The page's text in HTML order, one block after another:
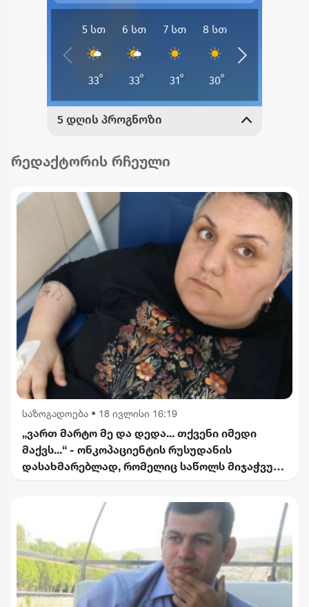
რედაქტორის რჩეული
საზოგადოება • 18 ივლისი 16:19
„ვართ მარტო მე და დედა... თქვენი იმედი
მაქვს...“ - ონკოპაციენტის რუსუდანის
დასახმარებლად, რომელიც საწოლს მიჯაჭვულ